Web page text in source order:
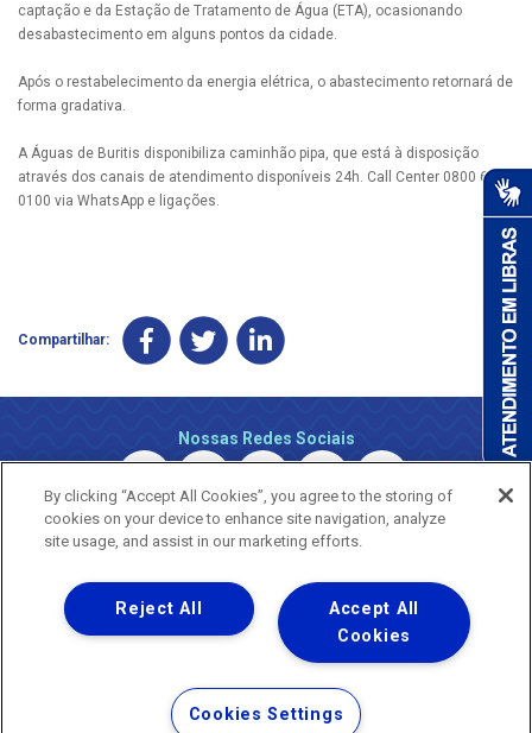
captação e da Estação de Tratamento de Água (ETA), ocasionando
desabastecimento em alguns pontos da cidade.
Após o restabelecimento da energia elétrica, o abastecimento retornará de
forma gradativa.
A Águas de Buritis disponibiliza caminhão pipa, que está à disposição
através dos canais de atendimento disponíveis 24h. Call Center 0800 690
0100 via WhatsApp e ligações.
Compartilhar:
Nossas Redes Sociais
Copyright © 2026 - Todos os Direitos Reservados.
Nossa natureza movimenta a vida
Termos Gerais de Uso de Sites e Aplicativos
Política de Privacidade e Proteção de Dados
By clicking “Accept All Cookies”, you agree to the storing of
cookies on your device to enhance site navigation, analyze
site usage, and assist in our marketing efforts.
Accept All
Cookies
Reject All
Cookies Settings